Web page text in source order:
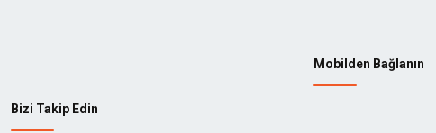
Bizi Takip Edin
Mobilden Bağlanın